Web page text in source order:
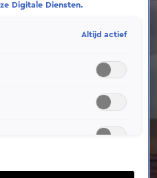
Digitale Diensten.
Altijd actief